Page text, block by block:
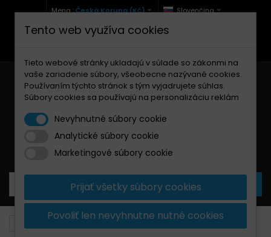
Mena :Česká Koruna (Kč) Slovenčina
+420 771 127 977 (Po-Pá, 9-12 a 13-17)
Košík0Produkty
Tento web využíva cookies
Tieto webové stránky ukladajú v súlade so zákonmi na
vaše zariadenie súbory, všeobecne nazývané cookies.
Používaním týchto stránok s tým vyjadrujete súhlas.
Súbory cookies sa používajú na personalizáciu reklám
Nevyhnutné súbory cookie
Analytické súbory cookie
Marketingové súbory cookie
Prijať všetky súbory cookies
Povoliť len nevyhnutne nutné cookies